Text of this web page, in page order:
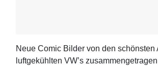
Neue Comic Bilder von den schönsten
luftgekühlten VW’s